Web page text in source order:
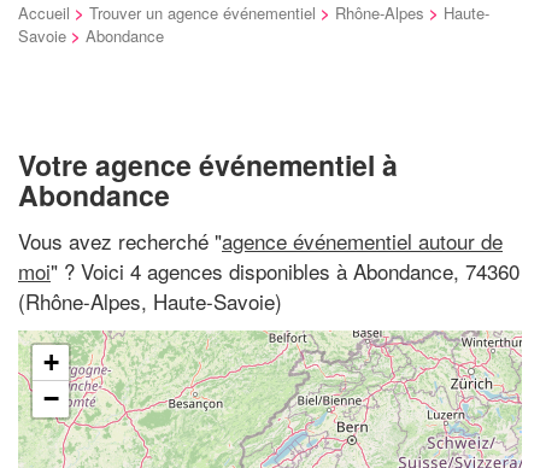
Accueil > Trouver un agence événementiel > Rhône-Alpes > Haute-
Savoie > Abondance
Votre agence événementiel à
Abondance
Vous avez recherché "agence événementiel autour de
moi" ? Voici 4 agences disponibles à Abondance, 74360
(Rhône-Alpes, Haute-Savoie)
+
−